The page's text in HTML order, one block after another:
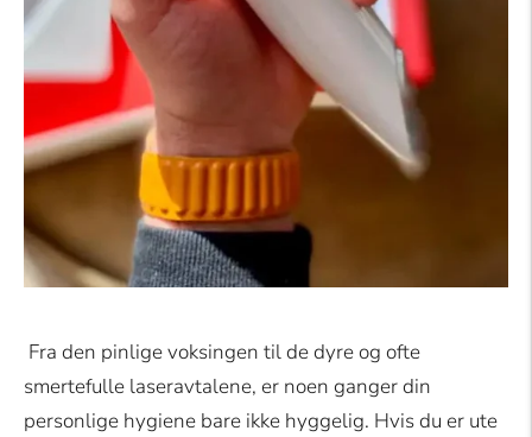
Fra den pinlige voksingen til de dyre og ofte
smertefulle laseravtalene, er noen ganger din
personlige hygiene bare ikke hyggelig. Hvis du er ute